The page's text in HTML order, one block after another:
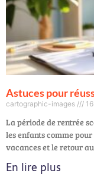
Astuces pour
cartographic-images
La période de rentrée
les enfants comme
vacances et le retour
En lire plus